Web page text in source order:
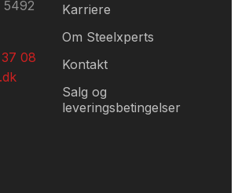
Karriere
Om Steelxperts
Kontakt
Salg og
leveringsbetingelser
08